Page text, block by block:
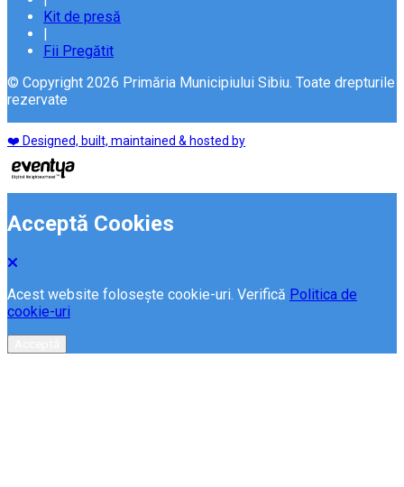
Kit de presă
Fii Pregătit
© Copyright 2026 Primăria Municipiului Sibiu. Toate drepturile
rezervate
❤️ Designed, built, maintained & hosted by
Acceptă Cookies
Acest website folosește cookie-uri. Verifică Politica de
cookie-uri